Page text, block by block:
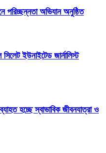
পরিচ্ছন্নতা অভিযান অনুষ্ঠিত
ইউনাইটেড জার্নালিস্ট
হচ্ছে স্বাভাবিক জীবনযাত্রা ও